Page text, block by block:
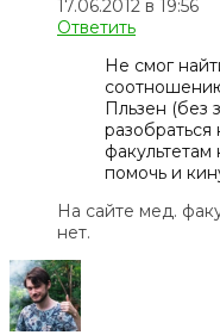
17.06.2012 в 19:56
Ответить
Не смог
Пльзен (без
разобраться
помочь и
На сайте мед.
нет.